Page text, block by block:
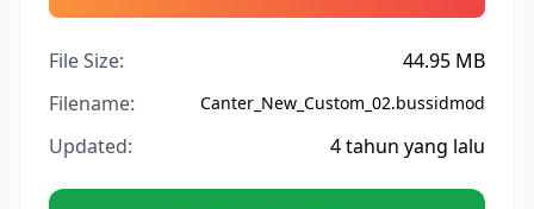
File Size:
44.95 MB
Filename:
Canter_New_Custom_02.bussidmod
Updated: 4 tahun yang lalu